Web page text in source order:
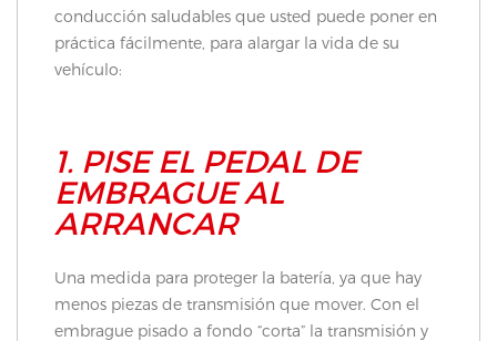
conducción saludables que usted puede poner en
práctica fácilmente, para alargar la vida de su
vehículo:
1. PISE EL PEDAL DE
EMBRAGUE AL
ARRANCAR
Una medida para proteger la batería, ya que hay
menos piezas de transmisión que mover. Con el
embrague pisado a fondo “corta” la transmisión y